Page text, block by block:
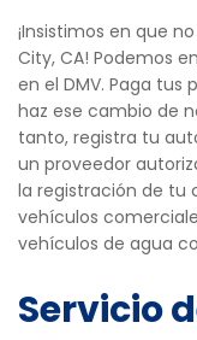
¡Insistimos en que
City, CA! Podemos
en el DMV. Paga tus
haz ese cambio de
tanto, registra tu
un proveedor
la registración de tu
vehículos
vehículos de agua
Servicio